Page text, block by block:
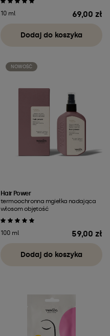
10 ml 69,00 zł
Dodaj do koszyka
NOWOŚĆ
Hair Power
termoochronna mgiełka nadająca
włosom objętość
100 ml 59,00 zł
Dodaj do koszyka